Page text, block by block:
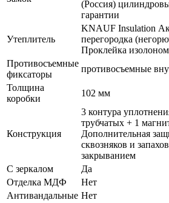
(Россия)
гарантии
Утеплитель
KNAUF Insulation
перегородка
Проклейка изолоном
Противосъемные
фиксаторы
противосъемные
Толщина
коробки
102 мм
Конструкция
3 контура
трубчатых + 1
Дополнительная
сквозняков и
закрыванием
С зеркалом
Да
Отделка МДФ
Нет
Антивандальные Нет